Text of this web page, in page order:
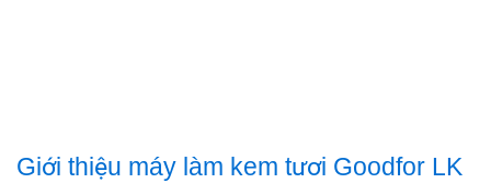
Giới thiệu máy làm kem tươi Goodfor LK